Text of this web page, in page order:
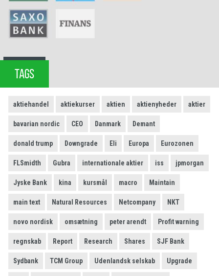
TAGS
aktiehandel aktiekurser aktien aktienyheder aktier
bavarian nordic CEO Danmark Demant
donald trump Downgrade Eli Europa Eurozonen
FLSmidth Gubra internationale aktier iss jpmorgan
Jyske Bank kina kursmål macro Maintain
main text Natural Resources Netcompany NKT
novo nordisk omsætning peter arendt Profit warning
regnskab Report Research Shares SJF Bank
Sydbank TCM Group Udenlandsk selskab Upgrade